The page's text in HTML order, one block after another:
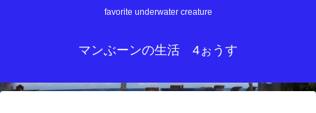
favorite underwater creature
マンぶーンの生活 4ぉうす